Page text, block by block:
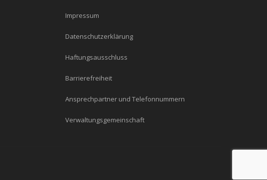
Impressum
Datenschutzerklärung
Haftungsausschluss
Barrierefreiheit
Ansprechpartner und Telefonnummern
Verwaltungsgemeinschaft